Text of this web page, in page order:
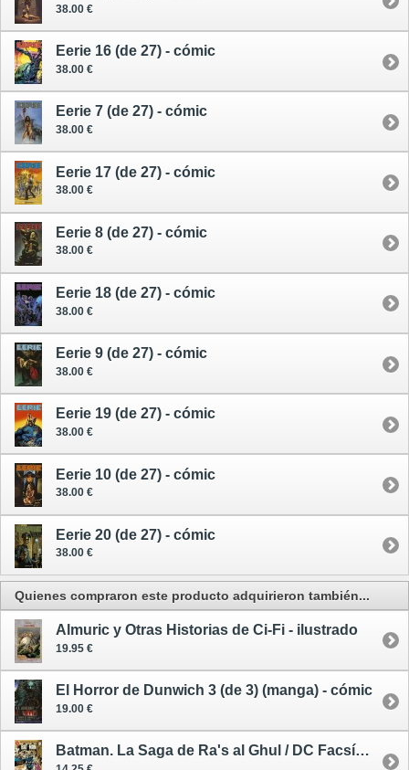
38.00 €
Eerie 16 (de 27) - cómic
38.00 €
Eerie 7 (de 27) - cómic
38.00 €
Eerie 17 (de 27) - cómic
38.00 €
Eerie 8 (de 27) - cómic
38.00 €
Eerie 18 (de 27) - cómic
38.00 €
Eerie 9 (de 27) - cómic
38.00 €
Eerie 19 (de 27) - cómic
38.00 €
Eerie 10 (de 27) - cómic
38.00 €
Eerie 20 (de 27) - cómic
38.00 €
Quienes compraron este producto adquirieron también...
Almuric y Otras Historias de Ci-Fi - ilustrado
19.95 €
El Horror de Dunwich 3 (de 3) (manga) - cómic
19.00 €
Batman. La Saga de Ra's al Ghul / DC Facsímil - cómic